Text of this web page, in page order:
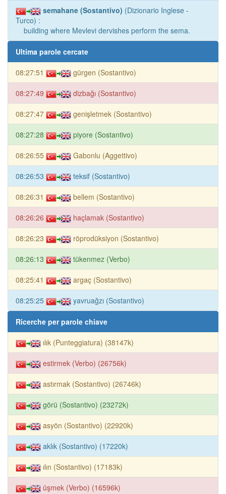
semahane (Sostantivo) (Dizionario Inglese -
Turco) :
building where Mevlevi dervishes perform the sema.
Ultima parole cercate
08:27:51 gürgen (Sostantivo)
08:27:49 dizbağı (Sostantivo)
08:27:47 genişletmek (Sostantivo)
08:27:28 piyore (Sostantivo)
08:26:55 Gabonlu (Aggettivo)
08:26:53 teksif (Sostantivo)
08:26:31 bellem (Sostantivo)
08:26:26 haçlamak (Sostantivo)
08:26:23 röprodüksiyon (Sostantivo)
08:26:13 tükenmez (Verbo)
08:25:41 argaç (Sostantivo)
08:25:25 yavruağzı (Sostantivo)
Ricerche per parole chiave
ılık (Punteggiatura) (38147k)
estirmek (Verbo) (26756k)
astırmak (Sostantivo) (26746k)
görü (Sostantivo) (23272k)
asyön (Sostantivo) (22920k)
aklık (Sostantivo) (17220k)
ılın (Sostantivo) (17183k)
üşmek (Verbo) (16596k)